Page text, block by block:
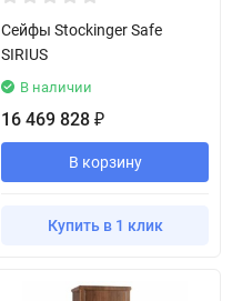
Сейфы Stockinger Safe
SIRIUS
В наличии
16 469 828 ₽
В корзину
Купить в 1 клик